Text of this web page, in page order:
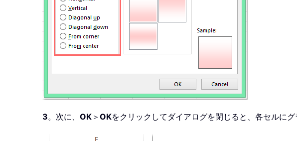
3。次に、 OK ＞ OKをクリックしてダイアログを閉じると、各セルに